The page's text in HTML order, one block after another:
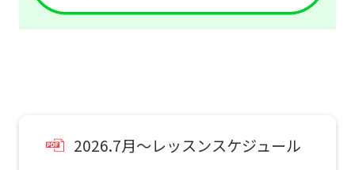
2026.7月～レッスンスケジュール
translation
of